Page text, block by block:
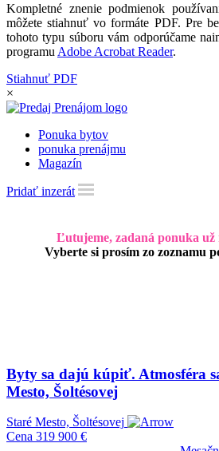
Kompletné znenie podmienok
môžete stiahnuť vo formáte PDF. Pre
tohoto typu súboru vám odporúčame
programu Adobe Acrobat Reader.
Stiahnuť PDF
×
Ponuka bytov
ponuka prenájmu
Magazín
Pridať inzerát
Ľutujeme, zadaná ponuka už
Vyberte si prosím zo zoznamu
Byty sa dajú kúpiť. Atmosféra
Mesto, Šoltésovej
Staré Mesto, Šoltésovej
Cena 319 900 €